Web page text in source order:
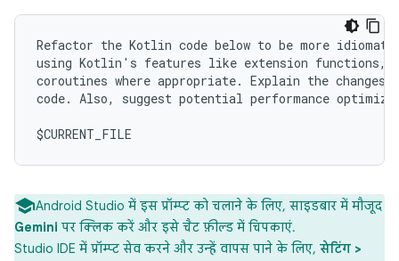
Refactor the Kotlin code below to be more
using Kotlin's features like extension functions,
coroutines where appropriate. Explain the changes
code. Also, suggest potential performance
Android Studio में इस प्रॉम्प्ट को चलाने के लिए, साइडबार में मौजूद
Gemini पर क्लिक करें और इसे चैट फ़ील्ड में चिपकाएं.
Studio IDE में प्रॉम्प्ट सेव करने और उन्हें वापस पाने के लिए, सेटिंग >